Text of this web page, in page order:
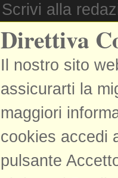
Scrivi alla
Direttiva
Il nostro sito
assicurarti la
maggiori
cookies accedi
pulsante